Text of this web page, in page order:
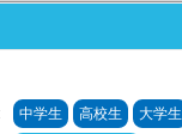
中学生 高校生 大学生